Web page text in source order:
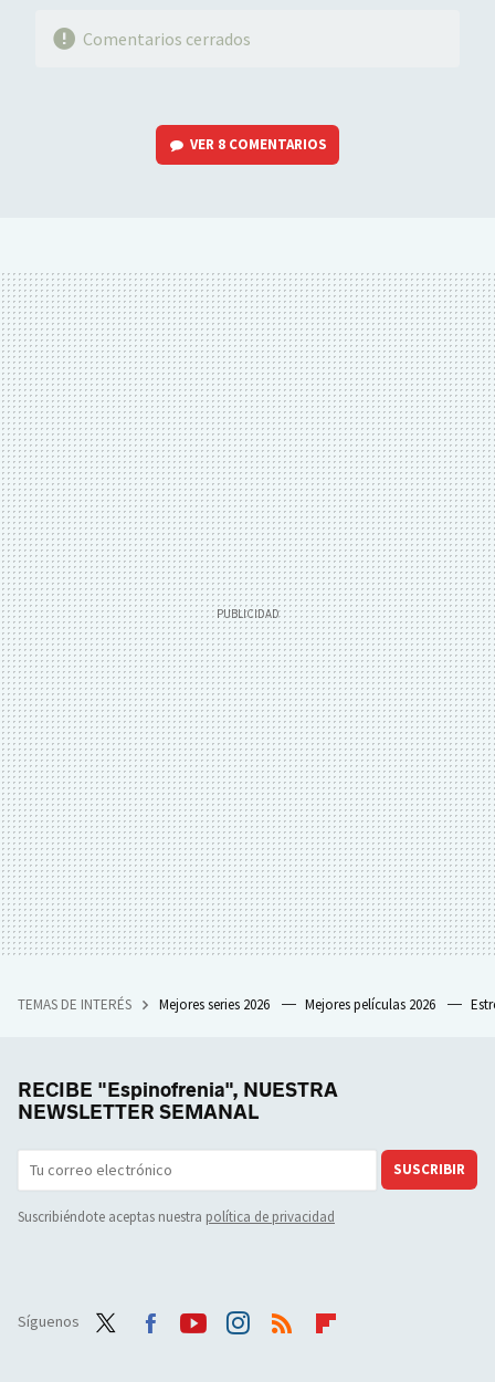
Comentarios cerrados
VER 8 COMENTARIOS
TEMAS DE INTERÉS Mejores series 2026 Mejores películas 2026
RECIBE "Espinofrenia", NUESTRA
NEWSLETTER SEMANAL
SUSCRIBIR
Suscribiéndote aceptas nuestra política de privacidad
Síguenos